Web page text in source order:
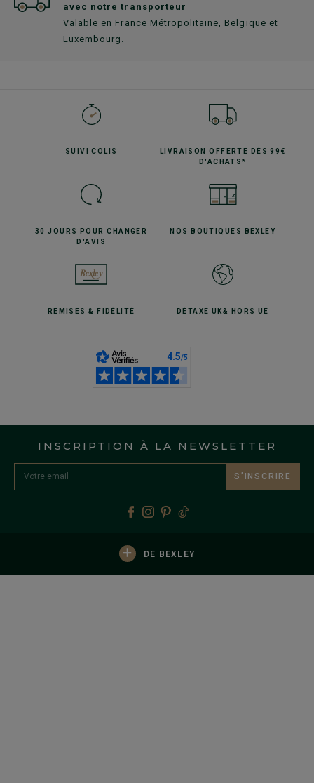
avec notre transporteur
Valable en France Métropolitaine, Belgique et
Luxembourg.
SUIVICOLIS LIVRAISON OFFERTE
DÈS 99€
D'ACHATS*
30 JOURS POURCHANGER
D'AVIS
NOS BOUTIQUES BEXLEY
REMISES& FIDÉLITÉ DÉTAXE UK& HORS UE
INSCRIPTION À LA NEWSLETTER
S’INSCRIRE
+ DE BEXLEY